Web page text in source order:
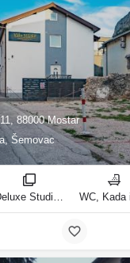
88000 Mostar
Šemovac
Deluxe Studio, Studio sa balkonom, Apartman, Deluxe jednosobni apartman, Apartman sa balkonom sobe